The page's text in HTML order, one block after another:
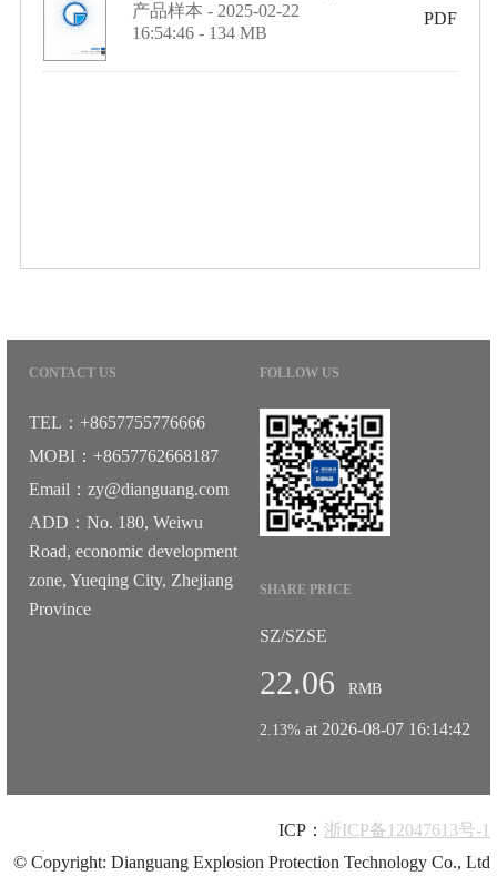
产品样本 - 2025-02-22
16:54:46 - 134 MB
PDF
CONTACT US
TEL：+8657755776666
MOBI：+8657762668187
Email：zy@dianguang.com
ADD：No. 180, Weiwu
Road, economic development
zone, Yueqing City, Zhejiang
Province
FOLLOW US
SHARE PRICE
SZ/SZSE
22.06 RMB
2.13% at 2026-08-07 16:14:42
ICP： 浙ICP备12047613号-1
© Copyright: Dianguang Explosion Protection Technology Co., Ltd